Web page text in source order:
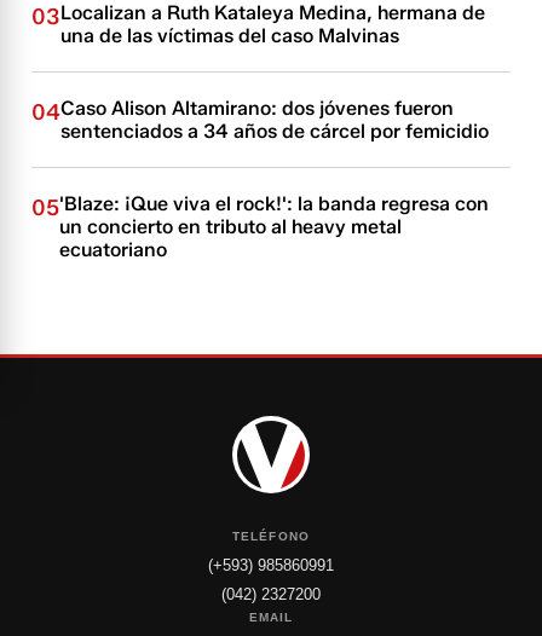
03Localizan a Ruth Kataleya Medina, hermana de
una de las víctimas del caso Malvinas
04Caso Alison Altamirano: dos jóvenes fueron
sentenciados a 34 años de cárcel por femicidio
05'Blaze: ¡Que viva el rock!': la banda regresa con
un concierto en tributo al heavy metal
ecuatoriano
TELÉFONO
(+593) 985860991
(042) 2327200
EMAIL